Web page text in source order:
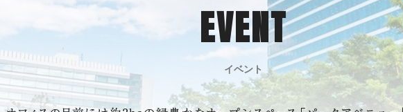
EVENT
イベント